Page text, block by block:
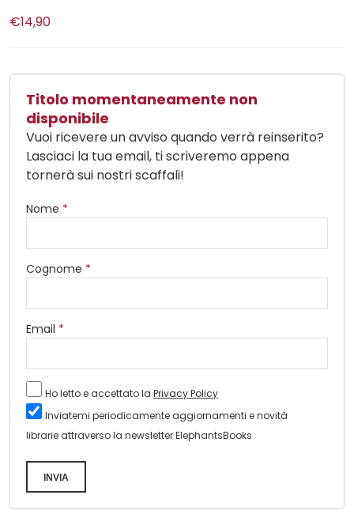
€14,90
Titolo momentaneamente non
disponibile
Vuoi ricevere un avviso quando verrà reinserito?
Lasciaci la tua email, ti scriveremo appena
tornerà sui nostri scaffali!
Nome *
Cognome *
Email *
Ho letto e accettato la Privacy Policy
Inviatemi periodicamente aggiornamenti e novità
librarie attraverso la newsletter ElephantsBooks
INVIA